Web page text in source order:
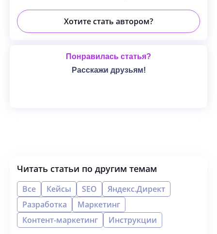
Читать статьи по другим темам
Все Кейсы SEO
Яндекс.Директ
Разработка
Маркетинг
Контент-маркетинг
Инструкции
Хотите стать автором?
Понравилась статья?
Расскажи друзьям!